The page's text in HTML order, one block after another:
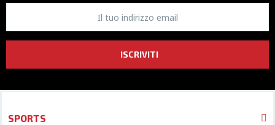
ISCRIVITI
SPORTS